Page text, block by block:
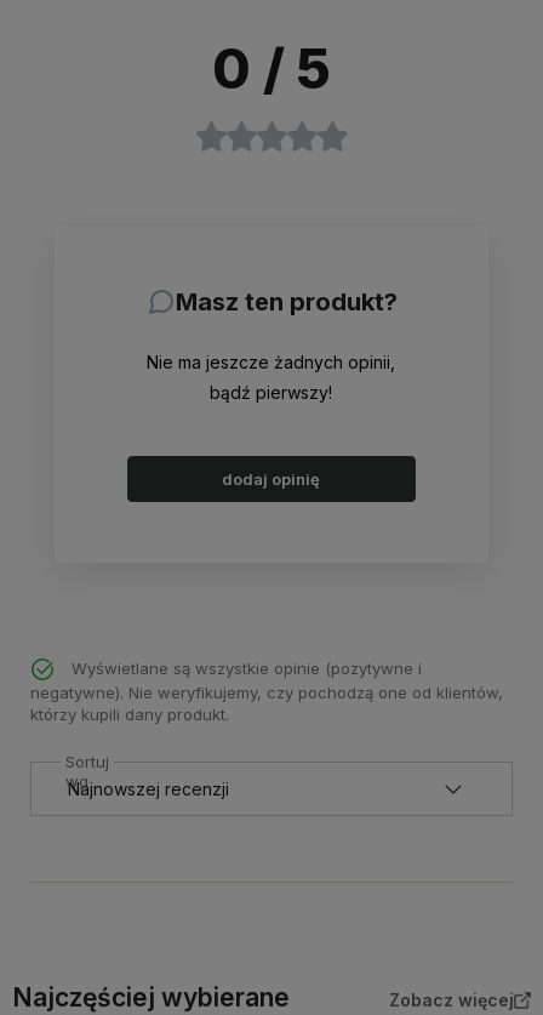
0 / 5
Masz ten produkt?
Nie ma jeszcze żadnych opinii,
bądź pierwszy!
dodaj opinię
Wyświetlane są wszystkie opinie (pozytywne i
negatywne). Nie weryfikujemy, czy pochodzą one od klientów,
którzy kupili dany produkt.
Sortuj
wg
Najczęściej wybierane Zobacz więcej